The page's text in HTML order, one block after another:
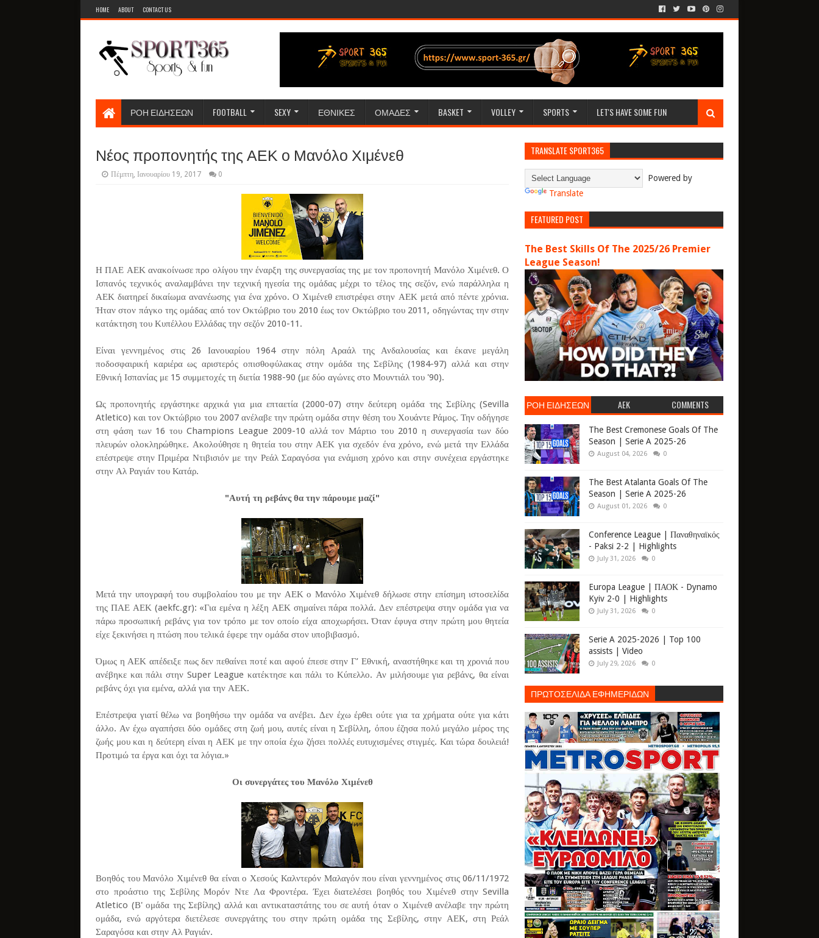
HOME ABOUT CONTACT US
ΡΟΗ ΕΙΔΗΣΕΩΝ FOOTBALL SEXY ΕΘΝΙΚΕΣ ΟΜΑΔΕΣ BASKET VOLLEY SPORTS LET'S HAVE SOME FUN
Νέος προπονητής της ΑΕΚ ο Μανόλο Χιμένεθ
Πέμπτη, Ιανουαρίου 19, 2017 0
Η ΠΑΕ ΑΕΚ ανακοίνωσε προ ολίγου την έναρξη της συνεργασίας της με τον προπονητή Μανόλο Χιμένεθ. Ο
Ισπανός τεχνικός αναλαμβάνει την τεχνική ηγεσία της ομάδας μέχρι το τέλος της σεζόν, ενώ παράλληλα η
ΑΕΚ διατηρεί δικαίωμα ανανέωσης για ένα χρόνο. Ο Χιμένεθ επιστρέφει στην ΑΕΚ μετά από πέντε χρόνια.
Ήταν στον πάγκο της ομάδας από τον Οκτώβριο του 2010 έως τον Οκτώβριο του 2011, οδηγώντας την στην
κατάκτηση του Κυπέλλου Ελλάδας την σεζόν 2010-11.
Είναι γεννημένος στις 26 Ιανουαρίου 1964 στην πόλη Αραάλ της Ανδαλουσίας και έκανε μεγάλη
ποδοσφαιρική καριέρα ως αριστερός οπισθοφύλακας στην ομάδα της Σεβίλης (1984-97) αλλά και στην
Εθνική Ισπανίας με 15 συμμετοχές τη διετία 1988-90 (με δύο αγώνες στο Μουντιάλ του '90).
Ως προπονητής εργάστηκε αρχικά για μια επταετία (2000-07) στην δεύτερη ομάδα της Σεβίλης (Sevilla
Atletico) και τον Οκτώβριο του 2007 ανέλαβε την πρώτη ομάδα στην θέση του Χουάντε Ράμος. Την οδήγησε
στη φάση των 16 του Champions League 2009-10 αλλά τον Μάρτιο του 2010 η συνεργασία των δύο
πλευρών ολοκληρώθηκε. Ακολούθησε η θητεία του στην ΑΕΚ για σχεδόν ένα χρόνο, ενώ μετά την Ελλάδα
επέστρεψε στην Πριμέρα Ντιβισιόν με την Ρεάλ Σαραγόσα για ενάμιση χρόνο και στην συνέχεια εργάστηκε
στην Αλ Ραγιάν του Κατάρ.
"Αυτή τη ρεβάνς θα την πάρουμε μαζί"
Μετά την υπογραφή του συμβολαίου του με την ΑΕΚ ο Μανόλο Χιμένεθ δήλωσε στην επίσημη ιστοσελίδα
της ΠΑΕ ΑΕΚ (aekfc.gr): «Για εμένα η λέξη ΑΕΚ σημαίνει πάρα πολλά. Δεν επέστρεψα στην ομάδα για να
πάρω προσωπική ρεβάνς για τον τρόπο με τον οποίο είχα αποχωρήσει. Όταν έφυγα στην πρώτη μου θητεία
είχε ξεκινήσει η πτώση που τελικά έφερε την ομάδα στον υποβιβασμό.
Όμως η ΑΕΚ απέδειξε πως δεν πεθαίνει ποτέ και αφού έπεσε στην Γ’ Εθνική, αναστήθηκε και τη χρονιά που
ανέβηκε και πάλι στην Super League κατέκτησε και πάλι το Κύπελλο. Αν μιλήσουμε για ρεβάνς, θα είναι
ρεβάνς όχι για εμένα, αλλά για την ΑΕΚ.
Επέστρεψα γιατί θέλω να βοηθήσω την ομάδα να ανέβει. Δεν έχω έρθει ούτε για τα χρήματα ούτε για κάτι
άλλο. Αν έχω αγαπήσει δύο ομάδες στη ζωή μου, αυτές είναι η Σεβίλλη, όπου έζησα πολύ μεγάλο μέρος της
ζωής μου και η δεύτερη είναι η ΑΕΚ με την οποία έχω ζήσει πολλές ευτυχισμένες στιγμές. Και τώρα δουλειά!
Προτιμώ τα έργα και όχι τα λόγια.»
Οι συνεργάτες του Μανόλο Χιμένεθ
Βοηθός του Μανόλο Χιμένεθ θα είναι ο Χεσούς Καλντερόν Μαλαγόν που είναι γεννημένος στις 06/11/1972
στο προάστιο της Σεβίλης Μορόν Ντε Λα Φροντέρα. Έχει διατελέσει βοηθός του Χιμένεθ στην Sevilla
Atletico (Β' ομάδα της Σεβίλης) αλλά και αντικαταστάτης του σε αυτή όταν ο Χιμένεθ ανέλαβε την πρώτη
ομάδα, ενώ αργότερα διετέλεσε συνεργάτης του στην πρώτη ομάδα της Σεβίλης, στην ΑΕΚ, στη Ρεάλ
Σαραγόσα και στην Αλ Ραγιάν.
TRANSLATE SPORT365
Powered by
Translate
FEATURED POST
The Best Skills Of The 2025/26 Premier
League Season!
ΡΟΗ ΕΙΔΗΣΕΩΝ AEK COMMENTS
The Best Cremonese Goals Of The
Season | Serie A 2025-26
August 04, 2026 0
The Best Atalanta Goals Of The
Season | Serie A 2025-26
August 01, 2026 0
Conference League | Παναθηναϊκός
- Paksi 2-2 | Highlights
July 31, 2026 0
Europa League | ΠΑΟΚ - Dynamo
Kyiv 2-0 | Highlights
July 31, 2026 0
Serie A 2025-2026 | Top 100
assists | Video
July 29, 2026 0
ΠΡΩΤΟΣΕΛΙΔΑ ΕΦΗΜΕΡΙΔΩΝ